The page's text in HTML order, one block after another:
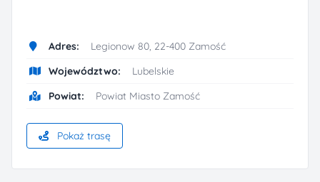
Adres:
Legionow 80, 22-400 Zamość
Województwo:
Lubelskie
Powiat:
Powiat Miasto Zamość
Pokaż trasę